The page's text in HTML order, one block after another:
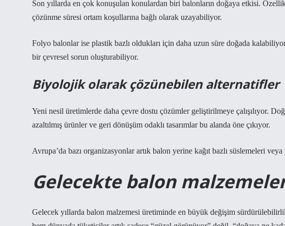
Son yıllarda en çok konuşulan konulardan biri balonların doğaya etkisi.
çözünme süresi ortam koşullarına bağlı olarak uzayabiliyor.
Folyo balonlar ise plastik bazlı oldukları için daha uzun süre doğada
bir çevresel sorun oluşturabiliyor.
Biyolojik olarak çözünebilen alternatifler
Yeni nesil üretimlerde daha çevre dostu çözümler geliştirilmeye çalışılıyor.
azaltılmış ürünler ve geri dönüşüm odaklı tasarımlar bu alanda öne çıkıyor.
Avrupa’da bazı organizasyonlar artık balon yerine kağıt bazlı süslemeleri
Gelecekte balon
Gelecek yıllarda balon malzemesi üretiminde en büyük değişim